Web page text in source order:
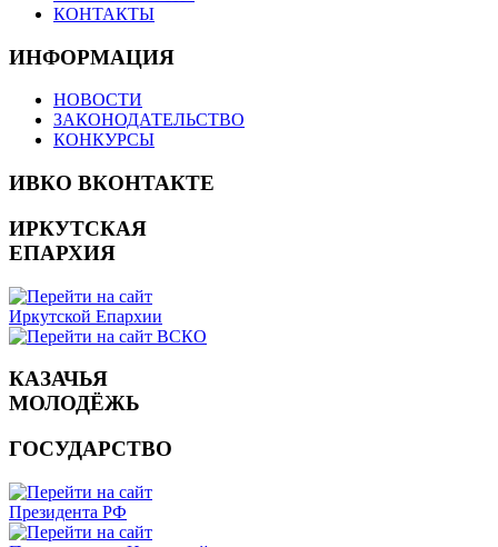
КОНТАКТЫ
ИНФОРМАЦИЯ
НОВОСТИ
ЗАКОНОДАТЕЛЬСТВО
КОНКУРСЫ
ИВКО ВКОНТАКТЕ
ИРКУТСКАЯ
ЕПАРХИЯ
КАЗАЧЬЯ
МОЛОДЁЖЬ
ГОСУДАРСТВО